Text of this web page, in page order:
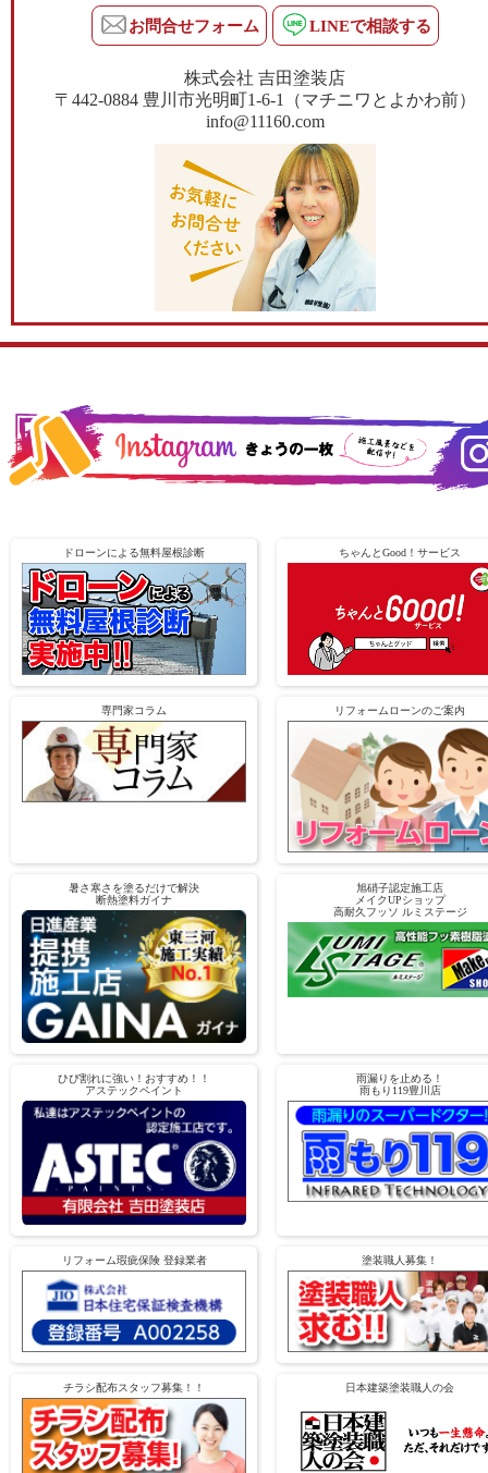
お問合せフォーム LINEで相談する
株式会社 吉田塗装店
〒442-0884 豊川市光明町1-6-1（マチニワとよかわ前）
info@11160.com
ドローンによる無料屋根診断 ちゃんとGood！サービス
専門家コラム リフォームローンのご案内
暑さ寒さを塗るだけで解決
断熱塗料ガイナ
旭硝子認定施工店
メイクUPショップ
高耐久フッソ ルミステージ
ひび割れに強い！おすすめ！！
アステックペイント
雨漏りを止める！
雨もり119豊川店
リフォーム瑕疵保険 登録業者 塗装職人募集！
チラシ配布スタッフ募集！！ 日本建築塗装職人の会